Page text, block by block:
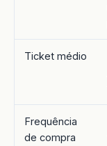
Ticket médio
Frequência
de compra